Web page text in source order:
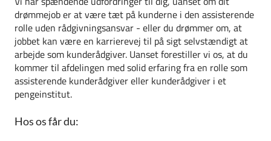
drømmejob er at være tæt på kunderne i den assisterende
rolle uden rådgivningsansvar - eller du drømmer om, at
jobbet kan være en karrierevej til på sigt selvstændigt at
arbejde som kunderådgiver. Uanset forestiller vi os, at du
kommer til afdelingen med solid erfaring fra en rolle som
assisterende kunderådgiver eller kunderådgiver i et
pengeinstitut.
Hos os får du: